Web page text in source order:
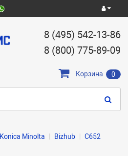
8 (495) 542-13-86
8 (800) 775-89-09
Корзина 0
Konica Minolta Bizhub
C652